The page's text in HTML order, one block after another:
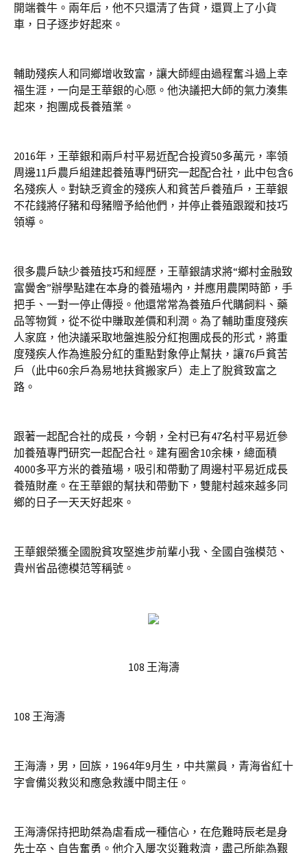
開端養牛。兩年后，他不只還清了告貸，還買上了小貨
車，日子逐步好起來。
輔助殘疾人和同鄉增收致富，讓大師經由過程奮斗過上幸
福生涯，一向是王華銀的心愿。他決議把大師的氣力湊集
起來，抱團成長養殖業。
2016年，王華銀和兩戶村平易近配合投資50多萬元，率領
周邊11戶農戶組建起養殖專門研究一起配合社，此中包含6
名殘疾人。對缺乏資金的殘疾人和貧苦戶養殖戶，王華銀
不花錢將仔豬和母豬贈予給他們，并停止養殖跟蹤和技巧
領導。
很多農戶缺少養殖技巧和經歷，王華銀請求將“鄉村金融致
富黌舍”辦學點建在本身的養殖場內，并應用農閑時節，手
把手、一對一停止傳授。他還常常為養殖戶代購飼料、藥
品等物質，從不從中賺取差價和利潤。為了輔助重度殘疾
人家庭，他決議采取地盤進股分紅抱團成長的形式，將重
度殘疾人作為進股分紅的重點對象停止幫扶，讓76戶貧苦
戶（此中60余戶為易地扶貧搬家戶）走上了脫貧致富之
路。
跟著一起配合社的成長，今朝，全村已有47名村平易近參
加養殖專門研究一起配合社。建有圈舍10余棟，總面積
4000多平方米的養殖場，吸引和帶動了周邊村平易近成長
養殖財產。在王華銀的幫扶和帶動下，雙龍村越來越多同
鄉的日子一天天好起來。
王華銀榮獲全國脫貧攻堅進步前輩小我、全國自強模范、
貴州省品德模范等稱號。
108 王海濤
108 王海濤
王海濤，男，回族，1964年9月生，中共黨員，青海省紅十
字會備災救災和應急救護中間主任。
王海濤保持把助桀為虐看成一種信心，在危難時辰老是身
先士卒、自告奮勇。他介入屢次災難救濟，盡己所能為艱